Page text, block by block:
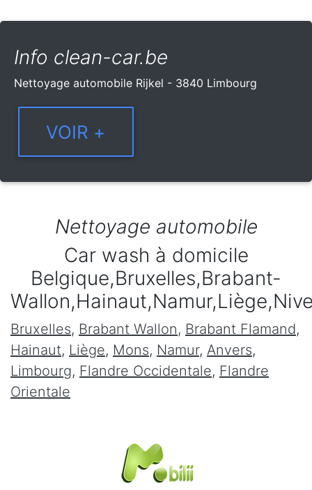
Info clean-car.be
Nettoyage automobile Rijkel - 3840 Limbourg
Nettoyage automobile
Car wash à domicile
Belgique,Bruxelles,Brabant-
Bruxelles, Brabant Wallon, Brabant Flamand,
Hainaut, Liège, Mons, Namur, Anvers,
Limbourg, Flandre Occidentale, Flandre
Orientale